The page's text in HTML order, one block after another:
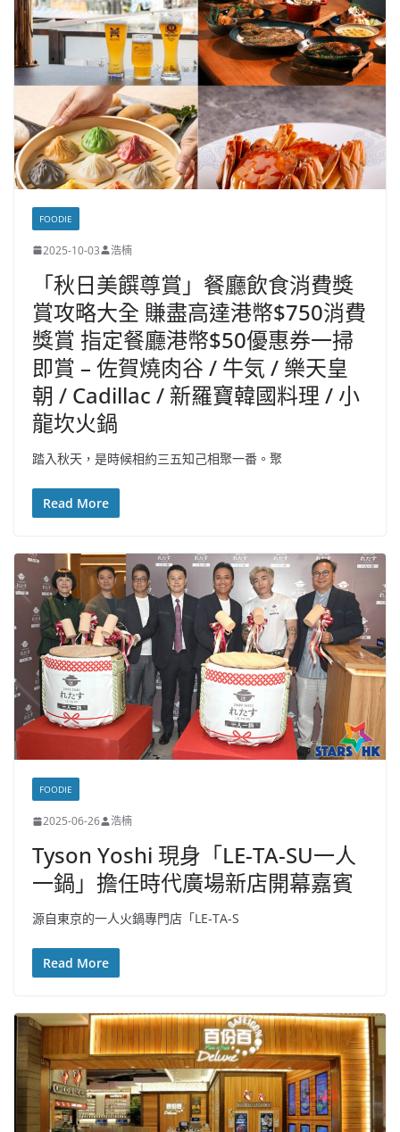
FOODIE
2025-10-03 浩楠
「秋日美饌尊賞」餐廳飲食消費獎
賞攻略大全 賺盡高達港幣$750消費
獎賞 指定餐廳港幣$50優惠券一掃
即賞 – 佐賀燒肉谷 / 牛気 / 樂天皇
朝 / Cadillac / 新羅寶韓國料理 / 小
龍坎火鍋
踏入秋天，是時候相約三五知己相聚一番。聚
Read More
FOODIE
2025-06-26 浩楠
Tyson Yoshi 現身「LE-TA-SU一人
一鍋」擔任時代廣場新店開幕嘉賓
源自東京的一人火鍋專門店「LE-TA-S
Read More